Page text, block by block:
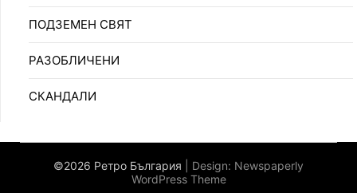
ПОДЗЕМЕН СВЯТ
РАЗОБЛИЧЕНИ
СКАНДАЛИ
©2026 Ретро България | Design: Newspaperly
WordPress Theme